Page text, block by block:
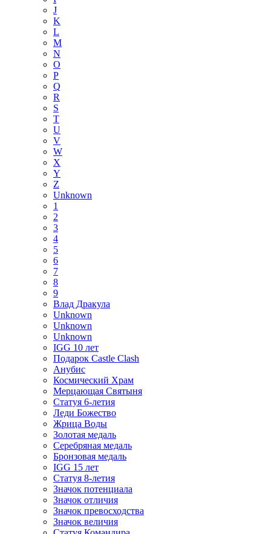
J
K
L
M
N
O
P
Q
R
S
T
U
V
W
X
Y
Z
Unknown
1
2
3
4
5
6
7
8
9
Влад Дракула
Unknown
Unknown
Unknown
IGG 10 лет
Подарок Castle Clash
Анубис
Космический Храм
Мерцающая Святыня
Статуя 6-летия
Леди Божество
Жрица Воды
Золотая медаль
Серебряная медаль
Бронзовая медаль
IGG 15 лет
Статуя 8-летия
Значок потенциала
Значок отличия
Значок превосходства
Значок величия